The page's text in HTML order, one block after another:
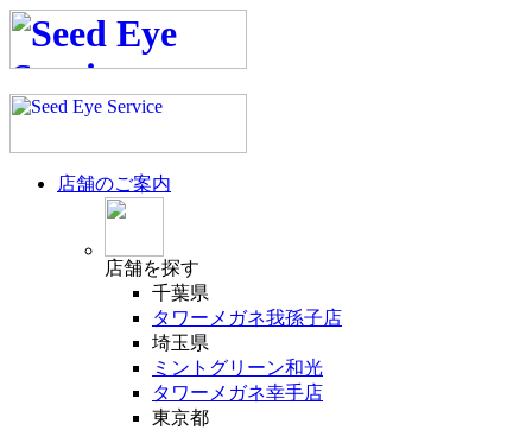
店舗のご案内
店舗を探す
千葉県
タワーメガネ我孫子店
埼玉県
ミントグリーン和光
タワーメガネ幸手店
東京都